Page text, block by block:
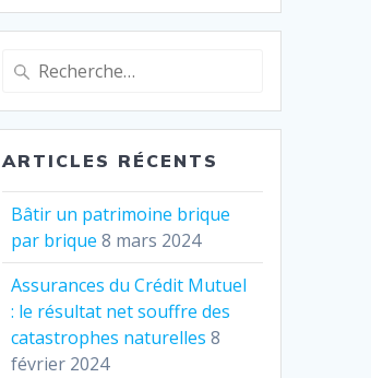
Recherche
:
ARTICLES RÉCENTS
Bâtir un patrimoine brique
par brique 8 mars 2024
Assurances du Crédit Mutuel
: le résultat net souffre des
catastrophes naturelles 8
février 2024